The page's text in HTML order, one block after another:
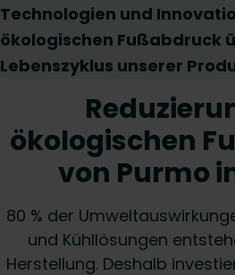
Technologien und
ökologischen Fußabdruck
Lebenszyklus unserer
ökologischen
von Purmo
80 % der
und Kühllösungen
Herstellung. Deshalb